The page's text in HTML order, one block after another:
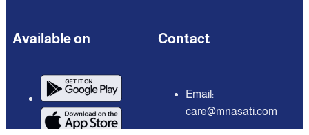
Available on Contact
Email:
care@mnasati.com